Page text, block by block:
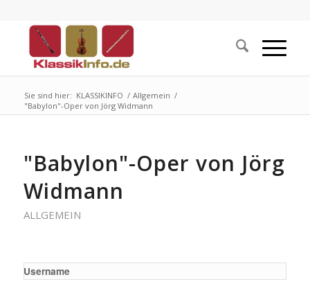
Sie sind hier: KLASSIKINFO / Allgemein /
"Babylon"-Oper von Jörg Widmann
"Babylon"-Oper von Jörg
Widmann
ALLGEMEIN
Username